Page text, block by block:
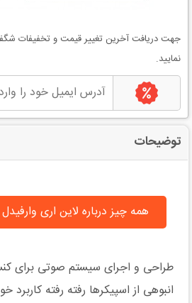
جهت دریافت آخرین تغییر قیمت و تخفیفات
نمایید.
توضیحات
همه چیز درباره لاین اری وارفیدل Wharfedale WLA
طراحی و اجرای سیستم صوتی برای
انبوهی از اسپیکرها رفته رفته